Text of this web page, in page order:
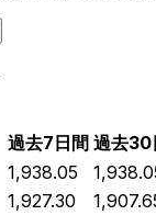
過去7日間 過去30
1,938.05
1,927.30